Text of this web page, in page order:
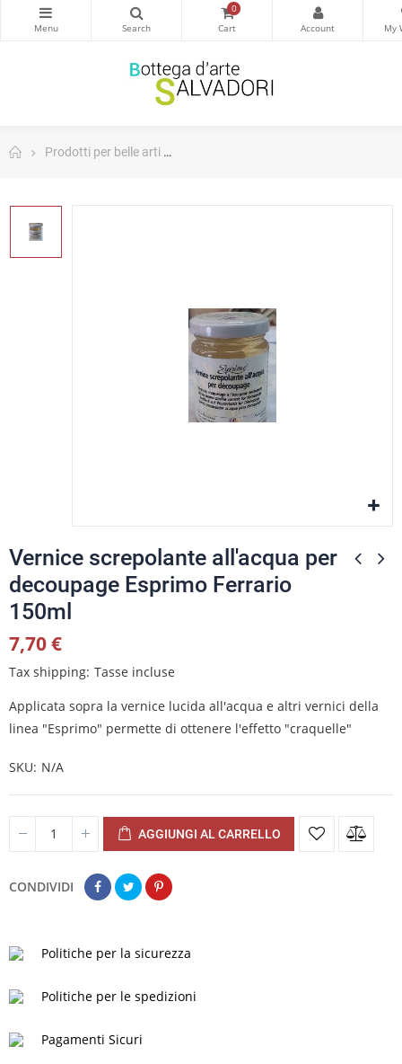
0
Prodotti per belle arti
Vernice screpolante all'acqua per
decoupage Esprimo Ferrario
150ml
7,70 €
Tax shipping Tasse incluse
Applicata sopra la vernice lucida all'acqua e altri vernici della
linea "Esprimo" permette di ottenere l'effetto "craquelle"
SKU N/A
AGGIUNGI AL CARRELLO
CONDIVIDI
Politiche per la sicurezza
Politiche per le spedizioni
Pagamenti Sicuri